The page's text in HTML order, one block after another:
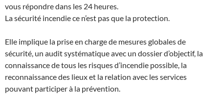
vous répondre dans les 24 heures.
La sécurité incendie ce n’est pas que la protection.
Elle implique la prise en charge de mesures globales de
sécurité, un audit systématique avec un dossier d’objectif, la
connaissance de tous les risques d’incendie possible, la
reconnaissance des lieux et la relation avec les services
pouvant participer à la prévention.